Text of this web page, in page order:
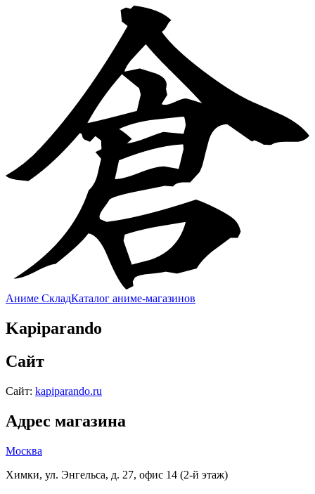
Аниме СкладКаталог аниме-магазинов
Kapiparando
Сайт
Сайт: kapiparando.ru
Адрес магазина
Москва
Химки, ул. Энгельса, д. 27, офис 14 (2-й этаж)